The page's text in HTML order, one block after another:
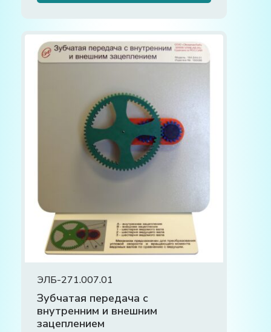
ЭЛБ-271.007.01
Зубчатая передача с
внутренним и внешним
зацеплением